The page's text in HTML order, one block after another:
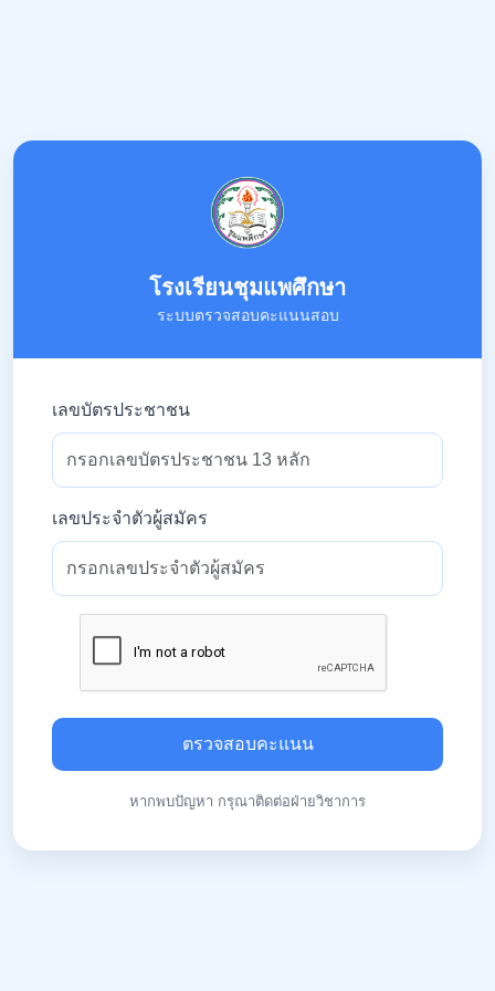
โรงเรียนชุมแพศึกษา
ระบบตรวจสอบคะแนนสอบ
เลขบัตรประชาชน
เลขประจำตัวผู้สมัคร
ตรวจสอบคะแนน
หากพบปัญหา กรุณาติดต่อฝ่ายวิชาการ